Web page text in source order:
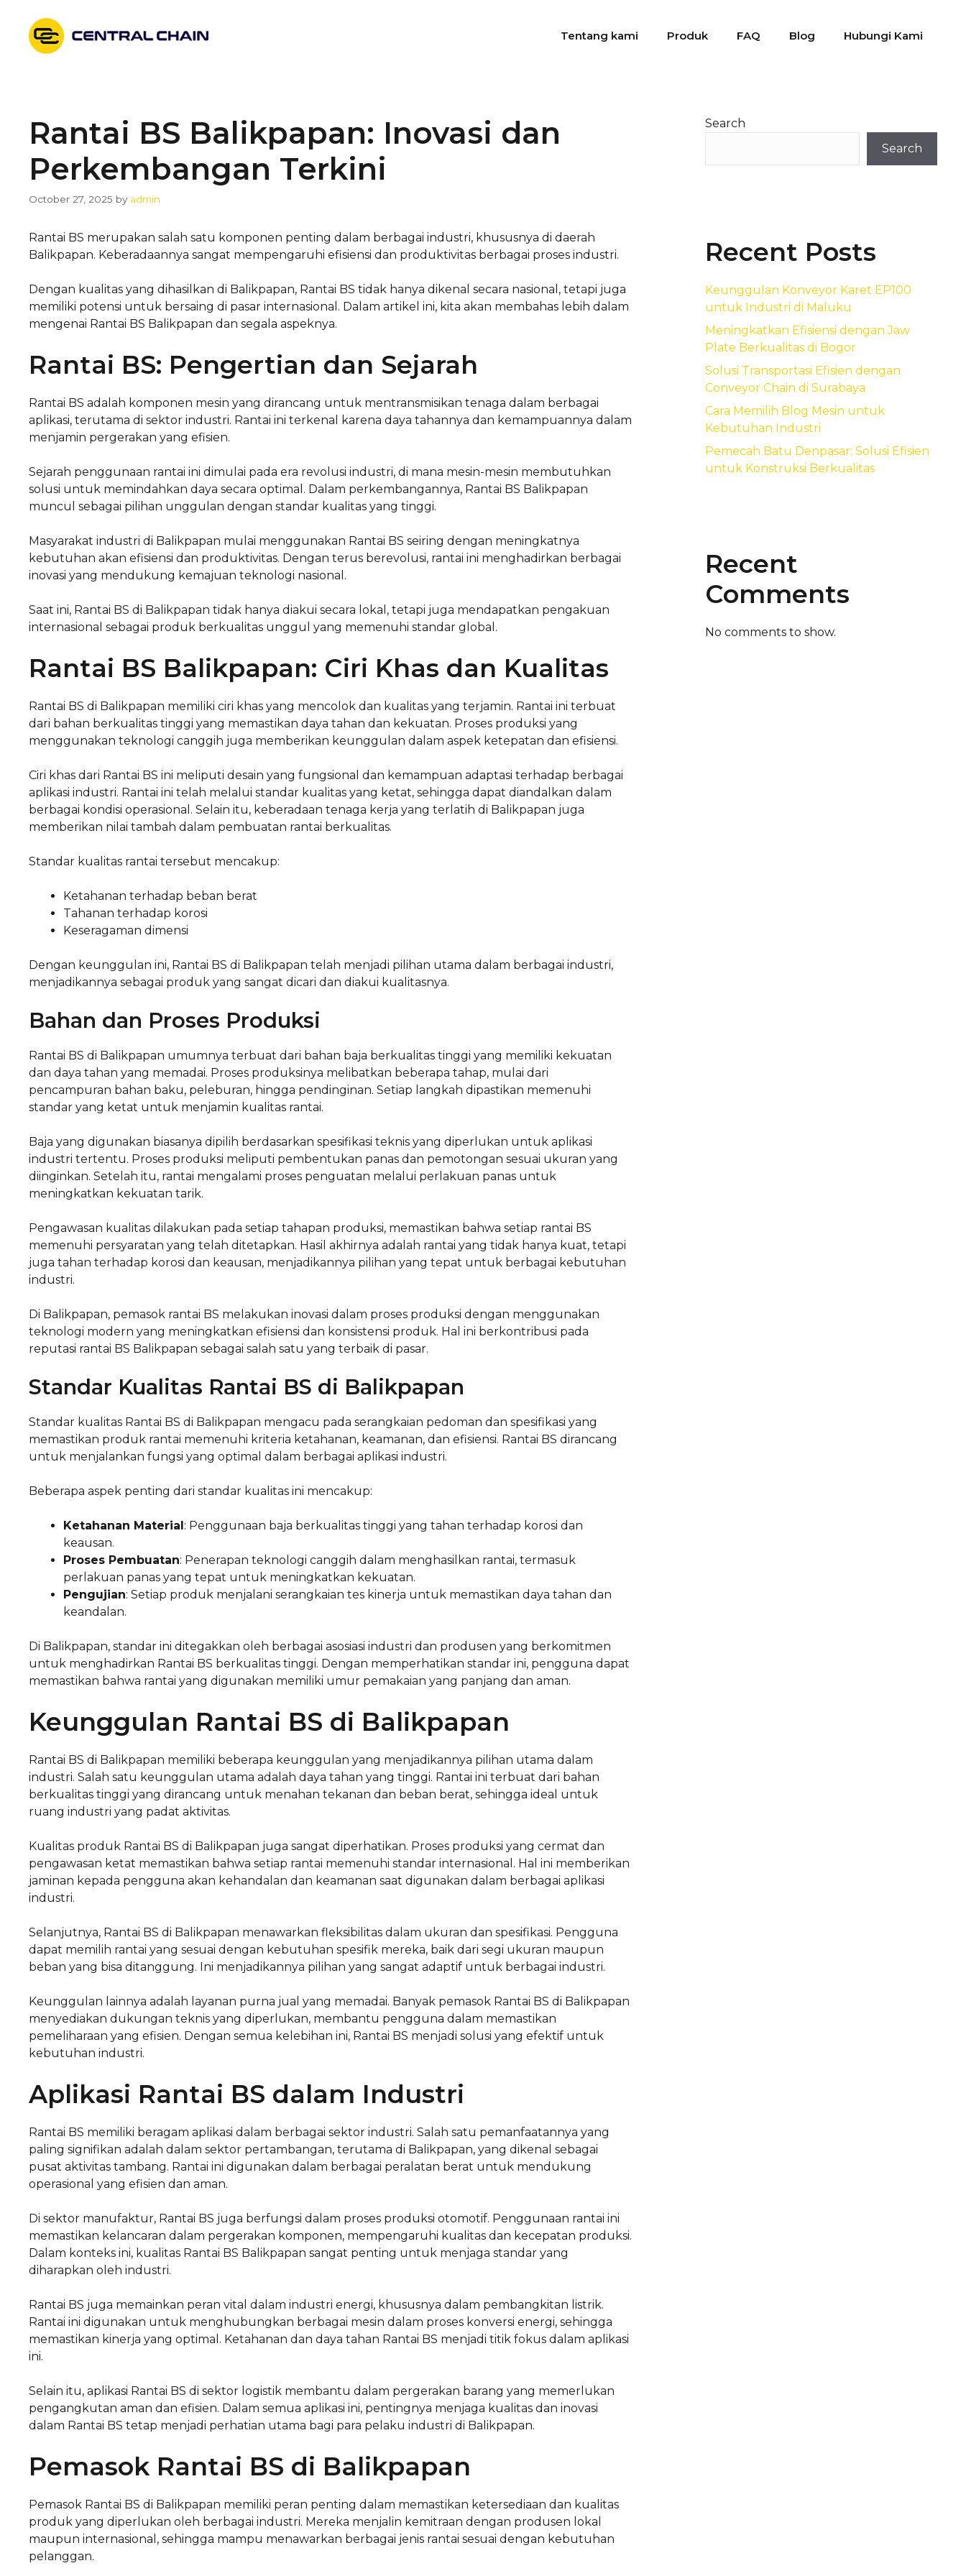
content
Tentang kami Produk FAQ Blog Hubungi Kami
Rantai BS Balikpapan: Inovasi dan
Perkembangan Terkini
October 27, 2025 by admin
Rantai BS merupakan salah satu komponen penting dalam berbagai industri, khususnya di daerah
Balikpapan. Keberadaannya sangat mempengaruhi efisiensi dan produktivitas berbagai proses industri.
Dengan kualitas yang dihasilkan di Balikpapan, Rantai BS tidak hanya dikenal secara nasional, tetapi juga
memiliki potensi untuk bersaing di pasar internasional. Dalam artikel ini, kita akan membahas lebih dalam
mengenai Rantai BS Balikpapan dan segala aspeknya.
Rantai BS: Pengertian dan Sejarah
Rantai BS adalah komponen mesin yang dirancang untuk mentransmisikan tenaga dalam berbagai
aplikasi, terutama di sektor industri. Rantai ini terkenal karena daya tahannya dan kemampuannya dalam
menjamin pergerakan yang efisien.
Sejarah penggunaan rantai ini dimulai pada era revolusi industri, di mana mesin-mesin membutuhkan
solusi untuk memindahkan daya secara optimal. Dalam perkembangannya, Rantai BS Balikpapan
muncul sebagai pilihan unggulan dengan standar kualitas yang tinggi.
Masyarakat industri di Balikpapan mulai menggunakan Rantai BS seiring dengan meningkatnya
kebutuhan akan efisiensi dan produktivitas. Dengan terus berevolusi, rantai ini menghadirkan berbagai
inovasi yang mendukung kemajuan teknologi nasional.
Saat ini, Rantai BS di Balikpapan tidak hanya diakui secara lokal, tetapi juga mendapatkan pengakuan
internasional sebagai produk berkualitas unggul yang memenuhi standar global.
Rantai BS Balikpapan: Ciri Khas dan Kualitas
Rantai BS di Balikpapan memiliki ciri khas yang mencolok dan kualitas yang terjamin. Rantai ini terbuat
dari bahan berkualitas tinggi yang memastikan daya tahan dan kekuatan. Proses produksi yang
menggunakan teknologi canggih juga memberikan keunggulan dalam aspek ketepatan dan efisiensi.
Ciri khas dari Rantai BS ini meliputi desain yang fungsional dan kemampuan adaptasi terhadap berbagai
aplikasi industri. Rantai ini telah melalui standar kualitas yang ketat, sehingga dapat diandalkan dalam
berbagai kondisi operasional. Selain itu, keberadaan tenaga kerja yang terlatih di Balikpapan juga
memberikan nilai tambah dalam pembuatan rantai berkualitas.
Standar kualitas rantai tersebut mencakup:
Ketahanan terhadap beban berat
Tahanan terhadap korosi
Keseragaman dimensi
Dengan keunggulan ini, Rantai BS di Balikpapan telah menjadi pilihan utama dalam berbagai industri,
menjadikannya sebagai produk yang sangat dicari dan diakui kualitasnya.
Bahan dan Proses Produksi
Rantai BS di Balikpapan umumnya terbuat dari bahan baja berkualitas tinggi yang memiliki kekuatan
dan daya tahan yang memadai. Proses produksinya melibatkan beberapa tahap, mulai dari
pencampuran bahan baku, peleburan, hingga pendinginan. Setiap langkah dipastikan memenuhi
standar yang ketat untuk menjamin kualitas rantai.
Baja yang digunakan biasanya dipilih berdasarkan spesifikasi teknis yang diperlukan untuk aplikasi
industri tertentu. Proses produksi meliputi pembentukan panas dan pemotongan sesuai ukuran yang
diinginkan. Setelah itu, rantai mengalami proses penguatan melalui perlakuan panas untuk
meningkatkan kekuatan tarik.
Pengawasan kualitas dilakukan pada setiap tahapan produksi, memastikan bahwa setiap rantai BS
memenuhi persyaratan yang telah ditetapkan. Hasil akhirnya adalah rantai yang tidak hanya kuat, tetapi
juga tahan terhadap korosi dan keausan, menjadikannya pilihan yang tepat untuk berbagai kebutuhan
industri.
Di Balikpapan, pemasok rantai BS melakukan inovasi dalam proses produksi dengan menggunakan
teknologi modern yang meningkatkan efisiensi dan konsistensi produk. Hal ini berkontribusi pada
reputasi rantai BS Balikpapan sebagai salah satu yang terbaik di pasar.
Standar Kualitas Rantai BS di Balikpapan
Standar kualitas Rantai BS di Balikpapan mengacu pada serangkaian pedoman dan spesifikasi yang
memastikan produk rantai memenuhi kriteria ketahanan, keamanan, dan efisiensi. Rantai BS dirancang
untuk menjalankan fungsi yang optimal dalam berbagai aplikasi industri.
Beberapa aspek penting dari standar kualitas ini mencakup:
Ketahanan Material: Penggunaan baja berkualitas tinggi yang tahan terhadap korosi dan
keausan.
Proses Pembuatan: Penerapan teknologi canggih dalam menghasilkan rantai, termasuk
perlakuan panas yang tepat untuk meningkatkan kekuatan.
Pengujian: Setiap produk menjalani serangkaian tes kinerja untuk memastikan daya tahan dan
keandalan.
Di Balikpapan, standar ini ditegakkan oleh berbagai asosiasi industri dan produsen yang berkomitmen
untuk menghadirkan Rantai BS berkualitas tinggi. Dengan memperhatikan standar ini, pengguna dapat
memastikan bahwa rantai yang digunakan memiliki umur pemakaian yang panjang dan aman.
Keunggulan Rantai BS di Balikpapan
Rantai BS di Balikpapan memiliki beberapa keunggulan yang menjadikannya pilihan utama dalam
industri. Salah satu keunggulan utama adalah daya tahan yang tinggi. Rantai ini terbuat dari bahan
berkualitas tinggi yang dirancang untuk menahan tekanan dan beban berat, sehingga ideal untuk
ruang industri yang padat aktivitas.
Kualitas produk Rantai BS di Balikpapan juga sangat diperhatikan. Proses produksi yang cermat dan
pengawasan ketat memastikan bahwa setiap rantai memenuhi standar internasional. Hal ini memberikan
jaminan kepada pengguna akan kehandalan dan keamanan saat digunakan dalam berbagai aplikasi
industri.
Selanjutnya, Rantai BS di Balikpapan menawarkan fleksibilitas dalam ukuran dan spesifikasi. Pengguna
dapat memilih rantai yang sesuai dengan kebutuhan spesifik mereka, baik dari segi ukuran maupun
beban yang bisa ditanggung. Ini menjadikannya pilihan yang sangat adaptif untuk berbagai industri.
Keunggulan lainnya adalah layanan purna jual yang memadai. Banyak pemasok Rantai BS di Balikpapan
menyediakan dukungan teknis yang diperlukan, membantu pengguna dalam memastikan
pemeliharaan yang efisien. Dengan semua kelebihan ini, Rantai BS menjadi solusi yang efektif untuk
kebutuhan industri.
Aplikasi Rantai BS dalam Industri
Rantai BS memiliki beragam aplikasi dalam berbagai sektor industri. Salah satu pemanfaatannya yang
paling signifikan adalah dalam sektor pertambangan, terutama di Balikpapan, yang dikenal sebagai
pusat aktivitas tambang. Rantai ini digunakan dalam berbagai peralatan berat untuk mendukung
operasional yang efisien dan aman.
Di sektor manufaktur, Rantai BS juga berfungsi dalam proses produksi otomotif. Penggunaan rantai ini
memastikan kelancaran dalam pergerakan komponen, mempengaruhi kualitas dan kecepatan produksi.
Dalam konteks ini, kualitas Rantai BS Balikpapan sangat penting untuk menjaga standar yang
diharapkan oleh industri.
Rantai BS juga memainkan peran vital dalam industri energi, khususnya dalam pembangkitan listrik.
Rantai ini digunakan untuk menghubungkan berbagai mesin dalam proses konversi energi, sehingga
memastikan kinerja yang optimal. Ketahanan dan daya tahan Rantai BS menjadi titik fokus dalam aplikasi
ini.
Selain itu, aplikasi Rantai BS di sektor logistik membantu dalam pergerakan barang yang memerlukan
pengangkutan aman dan efisien. Dalam semua aplikasi ini, pentingnya menjaga kualitas dan inovasi
dalam Rantai BS tetap menjadi perhatian utama bagi para pelaku industri di Balikpapan.
Pemasok Rantai BS di Balikpapan
Pemasok Rantai BS di Balikpapan memiliki peran penting dalam memastikan ketersediaan dan kualitas
produk yang diperlukan oleh berbagai industri. Mereka menjalin kemitraan dengan produsen lokal
maupun internasional, sehingga mampu menawarkan berbagai jenis rantai sesuai dengan kebutuhan
pelanggan.
Search
Search
Recent Posts
Keunggulan Konveyor Karet EP100
untuk Industri di Maluku
Meningkatkan Efisiensi dengan Jaw
Plate Berkualitas di Bogor
Solusi Transportasi Efisien dengan
Conveyor Chain di Surabaya
Cara Memilih Blog Mesin untuk
Kebutuhan Industri
Pemecah Batu Denpasar: Solusi Efisien
untuk Konstruksi Berkualitas
Recent
Comments
No comments to show.